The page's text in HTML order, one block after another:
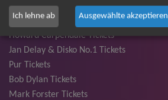
Herbert Grönemeyer Tickets
Deep Purple Tickets
Howard Carpendale Tickets
Jan Delay & Disko No.1 Tickets
Pur Tickets
Bob Dylan Tickets
Mark Forster Tickets
Ich lehne ab Ausgewählte akzeptieren